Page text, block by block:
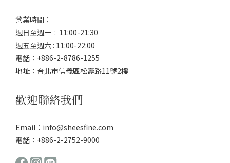
營業時間：
週日至週一 : 11:00-21:30
週五至週六 : 11:00-22:00
電話：+886-2-8786-1255
地址：台北市信義區松壽路11號2樓
歡迎聯絡我們
Email：info@sheesfine.com
電話：+886-2-2752-9000